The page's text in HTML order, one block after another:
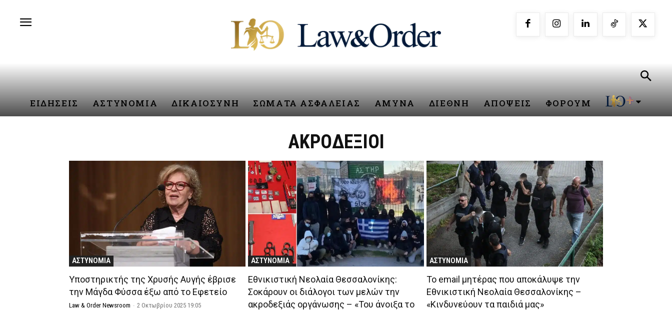
ΕΙΔΗΣΕΙΣ ΑΣΤΥΝΟΜΙΑ ΔΙΚΑΙΟΣΥΝΗ ΣΩΜΑΤΑ ΑΣΦΑΛΕΙΑΣ ΑΜΥΝΑ ΔΙΕΘΝΗ ΑΠΟΨΕΙΣ ΦΟΡΟΥΜ
ΑΚΡΟΔΕΞΙΟΙ
ΑΣΤΥΝΟΜΙΑ
Υποστηρικτής της Χρυσής Αυγής έβρισε
την Μάγδα Φύσσα έξω από το Εφετείο
Law & Order Newsroom - 2 Οκτωβρίου 2025 19:05
ΑΣΤΥΝΟΜΙΑ
Εθνικιστική Νεολαία Θεσσαλονίκης:
Σοκάρουν οι διάλογοι των μελών την
ακροδεξιάς οργάνωσης – «Του άνοιξα το
ΑΣΤΥΝΟΜΙΑ
Το email μητέρας που αποκάλυψε την
Εθνικιστική Νεολαία Θεσσαλονίκης –
«Κινδυνεύουν τα παιδιά μας»